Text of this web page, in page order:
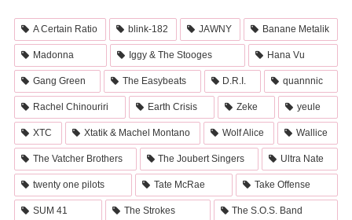
A Certain Ratio blink-182 JAWNY Banane Metalik
Madonna Iggy & The Stooges Hana Vu
Gang Green The Easybeats D.R.I. quannnic
Rachel Chinouriri Earth Crisis Zeke yeule
XTC Xtatik & Machel Montano Wolf Alice Wallice
The Vatcher Brothers The Joubert Singers Ultra Nate
twenty one pilots Tate McRae Take Offense
SUM 41 The Strokes The S.O.S. Band